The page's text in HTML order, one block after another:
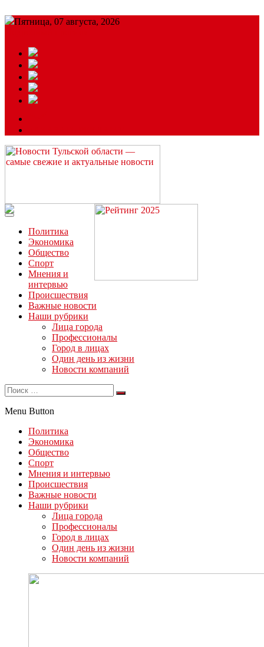
Пятница, 07 августа, 2026
Читайте последние новости дня в Тульской области на сайте
“ЗаНовомосковск”
Политика
Экономика
Общество
Спорт
Мнения и
интервью
Происшествия
Важные новости
Наши рубрики
Лица города
Профессионалы
Город в лицах
Один день из жизни
Новости компаний
Menu Button
Политика
Экономика
Общество
Спорт
Мнения и интервью
Происшествия
Важные новости
Наши рубрики
Лица города
Профессионалы
Город в лицах
Один день из жизни
Новости компаний